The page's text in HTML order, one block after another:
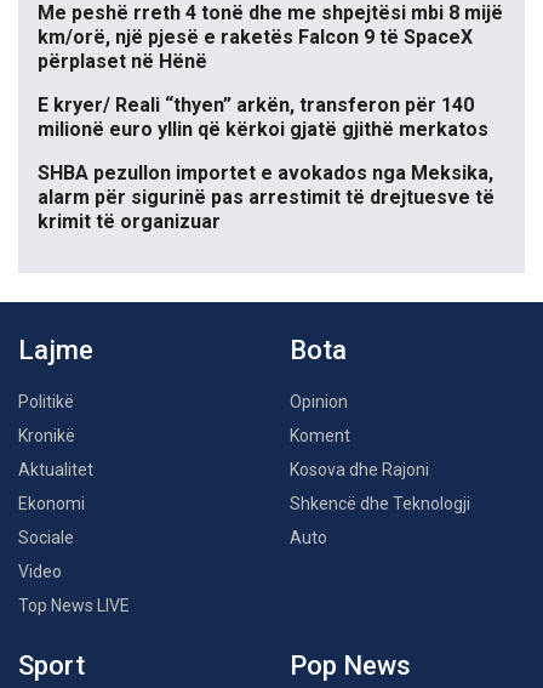
Me peshë rreth 4 tonë dhe me shpejtësi mbi 8 mijë
km/orë, një pjesë e raketës Falcon 9 të SpaceX
përplaset në Hënë
E kryer/ Reali “thyen” arkën, transferon për 140
milionë euro yllin që kërkoi gjatë gjithë merkatos
SHBA pezullon importet e avokados nga Meksika,
alarm për sigurinë pas arrestimit të drejtuesve të
krimit të organizuar
Lajme
Politikë
Kronikë
Aktualitet
Ekonomi
Sociale
Video
Top News LIVE
Bota
Opinion
Koment
Kosova dhe Rajoni
Shkencë dhe Teknologji
Auto
Sport Pop News